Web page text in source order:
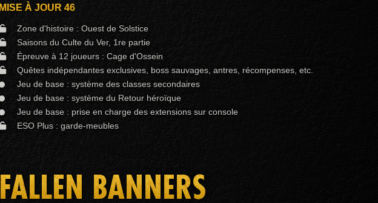
MISE À JOUR 46
Zone d'histoire : Ouest de Solstice
Saisons du Culte du Ver, 1re partie
Épreuve à 12 joueurs : Cage d'Ossein
Quêtes indépendantes exclusives, boss sauvages, antres, récompenses, etc.
Jeu de base : système des classes secondaires
Jeu de base : système du Retour héroïque
Jeu de base : prise en charge des extensions sur console
ESO Plus : garde-meubles
FALLEN BANNERS